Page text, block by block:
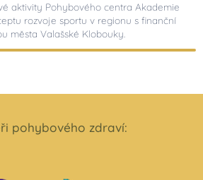
aktivity Pohybového centra Akademie
rozvoje sportu v regionu s finanční
města Valašské Klobouky.
pohybového zdraví: